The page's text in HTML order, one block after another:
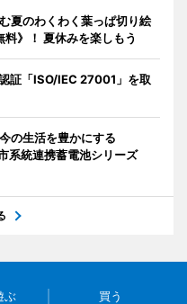
夏のわくわく葉っぱ切り絵
》！ 夏休みを楽しもう
証「ISO/IEC 27001」を取
の生活を豊かにする
系統連携蓄電池シリーズ
ぶ 買う